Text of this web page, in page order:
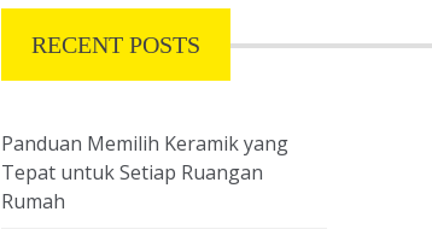
RECENT POSTS
Panduan Memilih Keramik yang
Tepat untuk Setiap Ruangan
Rumah